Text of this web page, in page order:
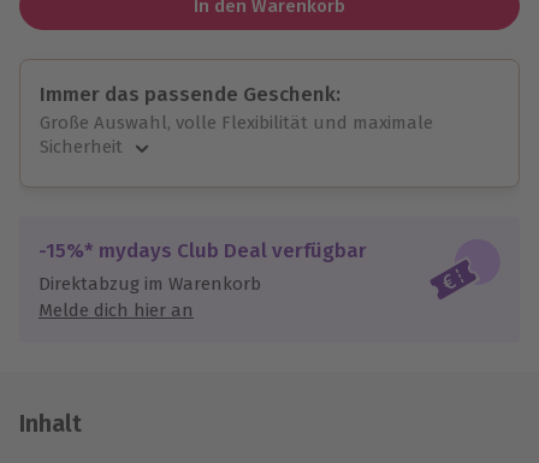
In den Warenkorb
Immer das passende Geschenk:
Große Auswahl, volle Flexibilität und maximale
Sicherheit
Jeder Gutschein für alle Erlebnisse einlösbar.
Maximale Sicherheit
10 Jahre gültig & verlängerbar.
-15%* mydays Club Deal verfügbar
Direktabzug im Warenkorb
Melde dich hier an
Inhalt